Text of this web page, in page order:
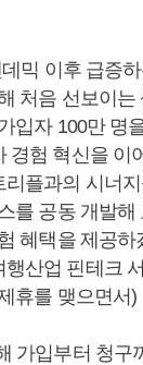
믹 이후 급증
처음 선보이는
입자 100만 명
경험 혁신을 이
플과의 시너
를 공동 개발해
혜택을 제공하
산업 핀테크
휴를 맺으면서)
가입부터 청구